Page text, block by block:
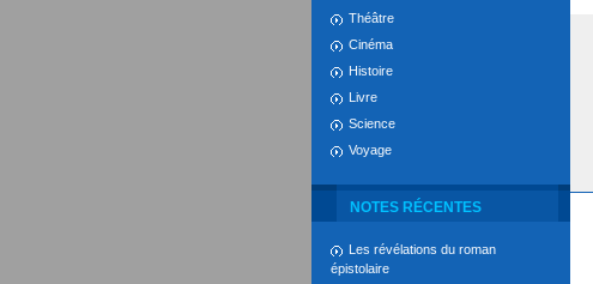
Théâtre
Cinéma
Histoire
Livre
Science
Voyage
NOTES RÉCENTES
Les révélations du roman
épistolaire